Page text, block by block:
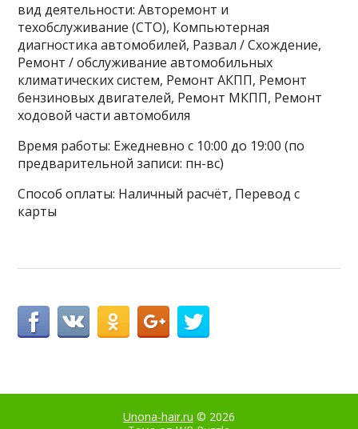
вид деятельности: Авторемонт и
техобслуживание (СТО), Компьютерная
диагностика автомобилей, Развал / Схождение,
Ремонт / обслуживание автомобильных
климатических систем, Ремонт АКПП, Ремонт
бензиновых двигателей, Ремонт МКПП, Ремонт
ходовой части автомобиля
Время работы: Ежедневно с 10:00 до 19:00 (по
предварительной записи: пн-вс)
Способ оплаты: Наличный расчёт, Перевод с
карты
Unona-hair.ru © 2026